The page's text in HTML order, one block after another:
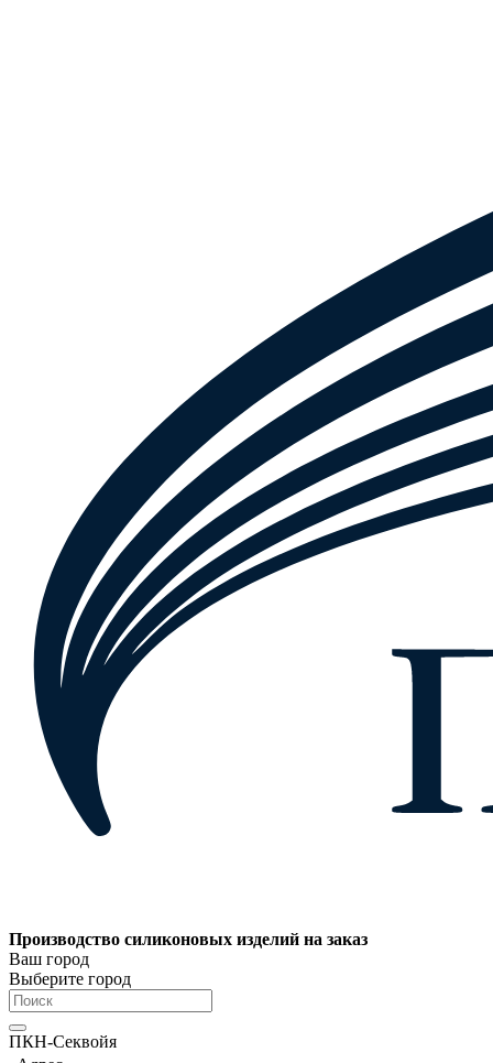
Производство силиконовых изделий на заказ
Ваш город
Выберите город
ПКН-Секвойя